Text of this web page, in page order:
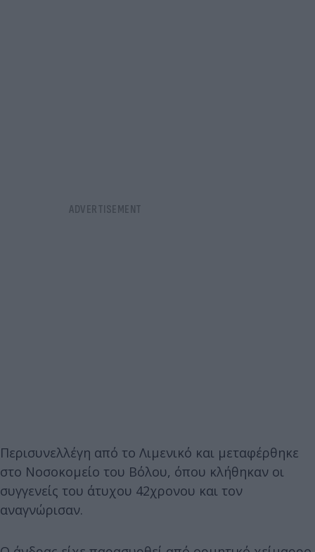
Περισυνελλέγη από το Λιμενικό και μεταφέρθηκε
στο Νοσοκομείο του Βόλου, όπου κλήθηκαν οι
συγγενείς του άτυχου 42χρονου και τον
αναγνώρισαν.